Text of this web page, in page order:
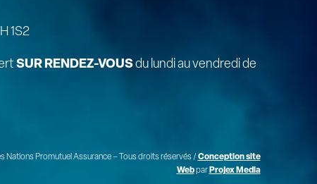
1S2
SUR RENDEZ-VOUSdu lundi au vendredi de
Nations Promutuel Assurance – Tous droits réservés / Conception site
Webpar Projex Media